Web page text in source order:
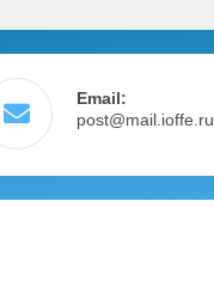
Email:
post@mail.ioffe.ru